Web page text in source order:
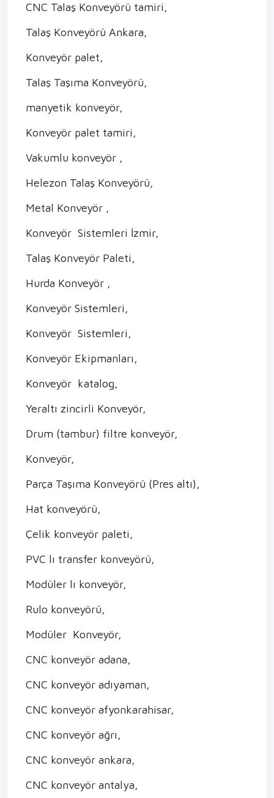
CNC Talaş Konveyörü tamiri,
Talaş Konveyörü Ankara,
Konveyör palet,
Talaş Taşıma Konveyörü,
manyetik konveyör,
Konveyör palet tamiri,
Vakumlu konveyör ,
Helezon Talaş Konveyörü,
Metal Konveyör ,
Konveyör Sistemleri İzmir,
Talaş Konveyör Paleti,
Hurda Konveyör ,
Konveyör Sistemleri,
Konveyör Sistemleri,
Konveyör Ekipmanları,
Konveyör katalog,
Yeraltı zincirli Konveyör,
Drum (tambur) filtre konveyör,
Konveyör,
Parça Taşıma Konveyörü (Pres altı),
Hat konveyörü,
Çelik konveyör paleti,
PVC lı transfer konveyörü,
Modüler lı konveyör,
Rulo konveyörü,
Modüler Konveyör,
CNC konveyör adana,
CNC konveyör adıyaman,
CNC konveyör afyonkarahisar,
CNC konveyör ağrı,
CNC konveyör ankara,
CNC konveyör antalya,